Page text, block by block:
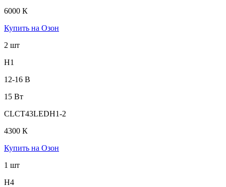
6000 К
Купить на Озон
2 шт
H1
12-16 В
15 Вт
CLCT43LEDH1-2
4300 К
Купить на Озон
1 шт
H4